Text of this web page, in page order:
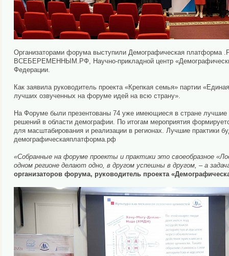
Организаторами форума выступили Демографическая платформа
ВСЕБЕРЕМЕННЫМ.РФ, Научно-прикладной центр «Демографические
Федерации.
Как заявила руководитель проекта «Крепкая семья» партии
лучших озвученных на форуме идей на всю страну».
На Форуме были презентованы 74 уже имеющиеся в стране лучшие
решений в области демографии. По итогам мероприятия
для масштабирования и реализации в регионах. Лучшие практики
демографическаяплатформа.рф
«Собранные на форуме проекты и практики это своеобразное
одном регионе делают одно, в другом успешны в другом, – а
организаторов форума, руководитель проекта